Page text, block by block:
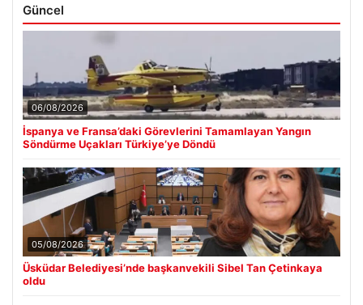
Güncel
06/08/2026
İspanya ve Fransa’daki Görevlerini Tamamlayan Yangın
Söndürme Uçakları Türkiye’ye Döndü
05/08/2026
Üsküdar Belediyesi’nde başkanvekili Sibel Tan Çetinkaya
oldu